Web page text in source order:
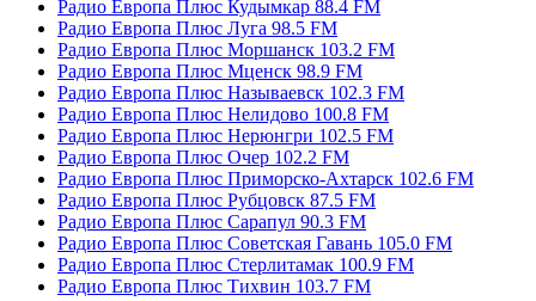
Радио Европа Плюс Кудымкар 88.4 FM
Радио Европа Плюс Луга 98.5 FM
Радио Европа Плюс Моршанск 103.2 FM
Радио Европа Плюс Мценск 98.9 FM
Радио Европа Плюс Называевск 102.3 FM
Радио Европа Плюс Нелидово 100.8 FM
Радио Европа Плюс Нерюнгри 102.5 FM
Радио Европа Плюс Очер 102.2 FM
Радио Европа Плюс Приморско-Ахтарск 102.6 FM
Радио Европа Плюс Рубцовск 87.5 FM
Радио Европа Плюс Сарапул 90.3 FM
Радио Европа Плюс Советская Гавань 105.0 FM
Радио Европа Плюс Стерлитамак 100.9 FM
Радио Европа Плюс Тихвин 103.7 FM